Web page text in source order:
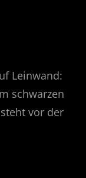
Leinwand:
schwarzen
vor der